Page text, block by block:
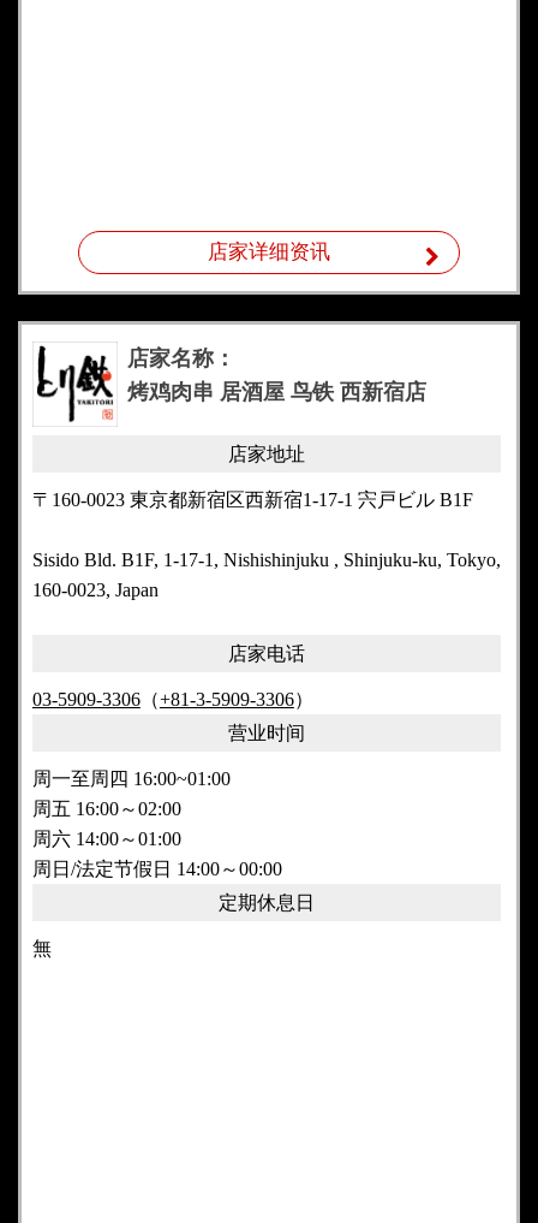
店家详细资讯
店家名称：
烤鸡肉串 居酒屋 鸟铁 西新宿店
店家地址
〒160-0023 東京都新宿区西新宿1-17-1 宍戸ビル B1F
Sisido Bld. B1F, 1-17-1, Nishishinjuku , Shinjuku-ku, Tokyo,
160-0023, Japan
店家电话
03-5909-3306（+81-3-5909-3306）
营业时间
周一至周四 16:00~01:00
周五 16:00～02:00
周六 14:00～01:00
周日/法定节假日 14:00～00:00
定期休息日
無